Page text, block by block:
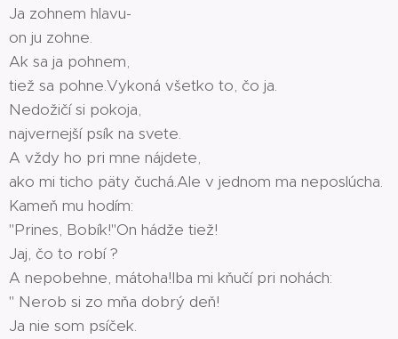
Ja zohnem hlavu-
on ju zohne.
Ak sa ja pohnem,
tiež sa pohne.Vykoná všetko to, čo ja.
Nedožičí si pokoja,
najvernejší psík na svete.
A vždy ho pri mne nájdete,
ako mi ticho päty čuchá.Ale v jednom ma neposlúcha.
Kameň mu hodím:
"Prines, Bobík!"On hádže tiež!
Jaj, čo to robí ?
A nepobehne, mátoha!Iba mi kňučí pri nohách:
" Nerob si zo mňa dobrý deň!
Ja nie som psíček.